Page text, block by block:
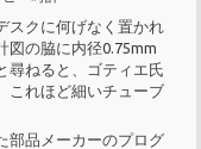
スクに何げなく置かれ
図の脇に内径0.75mm
尋ねると、ゴティエ氏
これほど細いチューブ
部品メーカーのプログ